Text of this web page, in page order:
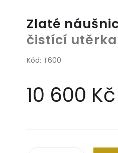
Zlaté
čistící
Kód: T600
10 600 Kč